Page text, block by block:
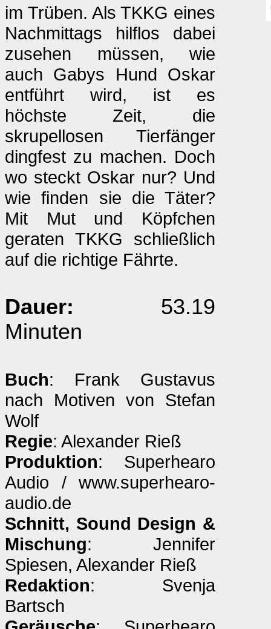
im Trüben. Als TKKG eines
Nachmittags hilflos dabei
zusehen müssen, wie
auch Gabys Hund Oskar
entführt wird, ist es
höchste Zeit, die
skrupellosen Tierfänger
dingfest zu machen. Doch
wo steckt Oskar nur? Und
wie finden sie die Täter?
Mit Mut und Köpfchen
geraten TKKG schließlich
auf die richtige Fährte.
Dauer: 53.19
Minuten
Buch: Frank Gustavus
nach Motiven von Stefan
Wolf
Regie: Alexander Rieß
Produktion: Superhearo
Audio / www.superhearo-
audio.de
Schnitt, Sound Design &
Mischung: Jennifer
Spiesen, Alexander Rieß
Redaktion: Svenja
Bartsch